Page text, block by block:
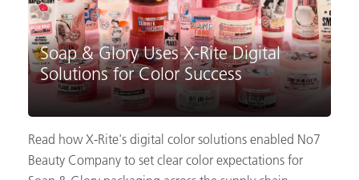
Soap & Glory Uses X-Rite Digital
Solutions for Color Success
Read how X-Rite's digital color solutions enabled No7
Beauty Company to set clear color expectations for